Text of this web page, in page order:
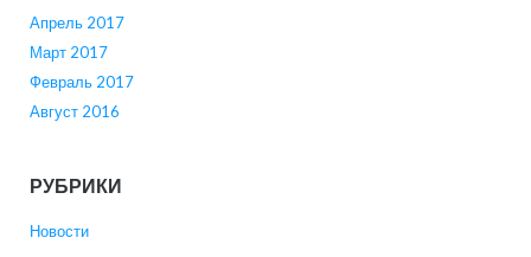
Апрель 2017
Март 2017
Февраль 2017
Август 2016
РУБРИКИ
Новости